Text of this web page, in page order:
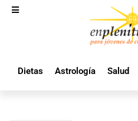
Dietas Astrología Salud